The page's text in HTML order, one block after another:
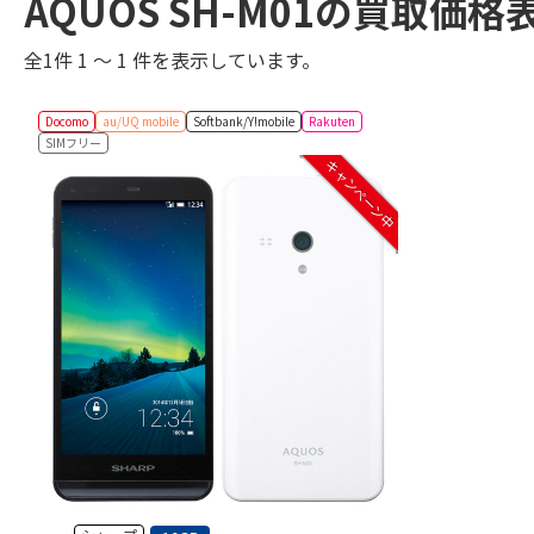
全1件 1 ～ 1 件を表示しています。
Docomo au/UQ mobile Softbank/Y!mobile
Rakuten
SIMフリー
キャンペーン中